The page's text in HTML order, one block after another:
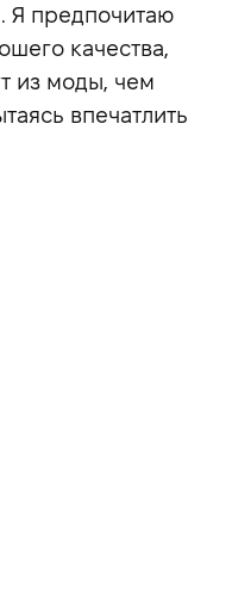
Я предпочитаю
качества,
из моды, чем
впечатлить